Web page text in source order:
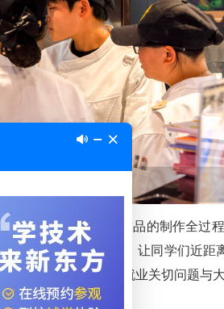
款网红西点、法式甜品的制作全过
技艺与专业的讲解，让同学们近距
”“职业晋升路径”等就业关切问题与
。